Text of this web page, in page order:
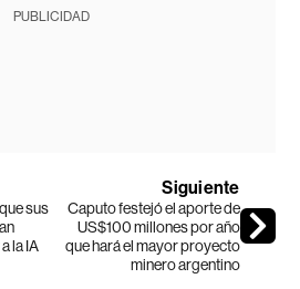
PUBLICIDAD
sus
la IA
Siguiente
Caputo festejó el aporte de
US$100 millones por año
que hará el mayor proyecto
minero argentino